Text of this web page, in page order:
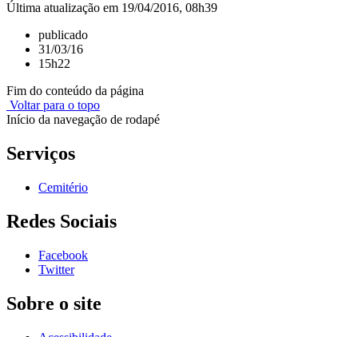
Última atualização em 19/04/2016, 08h39
publicado
31/03/16
15h22
Fim do conteúdo da página
Voltar para o topo
Início da navegação de rodapé
Serviços
Cemitério
Redes Sociais
Facebook
Twitter
Sobre o site